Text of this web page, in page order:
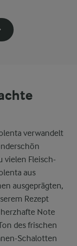
verwandelt
vielen Fleisch-
aus
ausgeprägten,
Rezept
Note
des frischen
Schalotten